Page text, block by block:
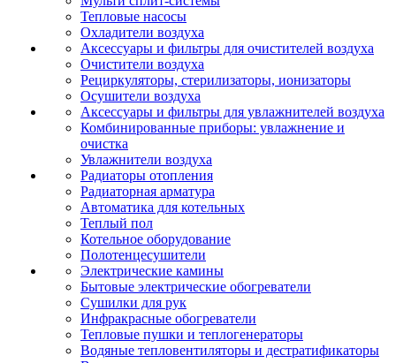
Тепловые насосы
Охладители воздуха
Аксессуары и фильтры для очистителей воздуха
Очистители воздуха
Рециркуляторы, стерилизаторы, ионизаторы
Осушители воздуха
Аксессуары и фильтры для увлажнителей воздуха
Комбинированные приборы: увлажнение и
очистка
Увлажнители воздуха
Радиаторы отопления
Радиаторная арматура
Автоматика для котельных
Теплый пол
Котельное оборудование
Полотенцесушители
Электрические камины
Бытовые электрические обогреватели
Сушилки для рук
Инфракрасные обогреватели
Тепловые пушки и теплогенераторы
Водяные тепловентиляторы и дестратификаторы